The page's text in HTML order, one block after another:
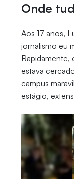
Onde
Aos 17 anos,
jornalismo eu
estava
campus
estágio,